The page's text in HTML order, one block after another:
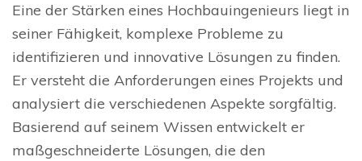
Eine der Stärken eines Hochbauingenieurs liegt in
seiner Fähigkeit, komplexe Probleme zu
identifizieren und innovative Lösungen zu finden.
Er versteht die Anforderungen eines Projekts und
analysiert die verschiedenen Aspekte sorgfältig.
Basierend auf seinem Wissen entwickelt er
maßgeschneiderte Lösungen, die den